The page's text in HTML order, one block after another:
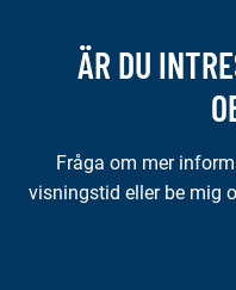
ÄR DU
Fråga om mer
visningstid eller be mig